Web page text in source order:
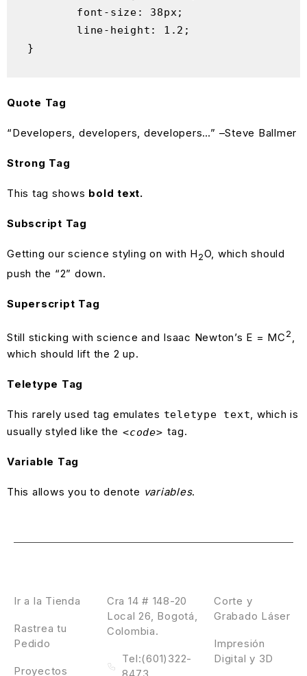
}
Quote Tag
Developers, developers, developers… –Steve Ballmer
Strong Tag
This tag shows bold text.
Subscript Tag
Getting our science styling on with H 2O, which should
push the “2” down.
Superscript Tag
Still sticking with science and Isaac Newton’s E = MC 2 ,
which should lift the 2 up.
Teletype Tag
This rarely used tag emulates teletype text, which is
usually styled like the <code> tag.
Variable Tag
This allows you to denote variables.
Cra 14 # 148-20
Local 26, Bogotá,
Colombia.
Tel:(601)322-
Corte y
Grabado Láser
Impresión
Digital y 3D
Ir a la Tienda
Rastrea tu
Pedido
Proyectos